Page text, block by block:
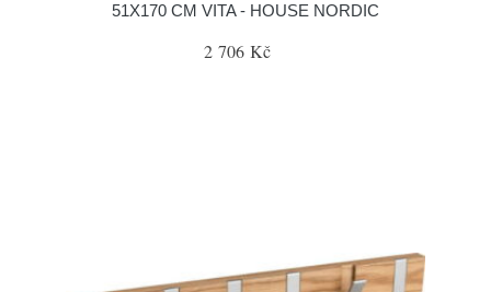
51X170 CM VITA - HOUSE NORDIC
2 706 Kč